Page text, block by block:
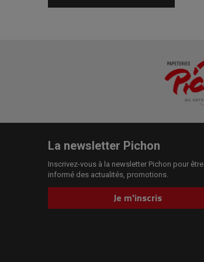
La newsletter Pichon
Inscrivez-vous à la newsletter Pichon pour être
informé des actualités, promotions.
Je m'inscris